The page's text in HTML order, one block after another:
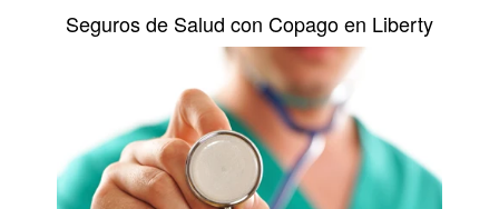
Seguros de Salud con Copago en Liberty